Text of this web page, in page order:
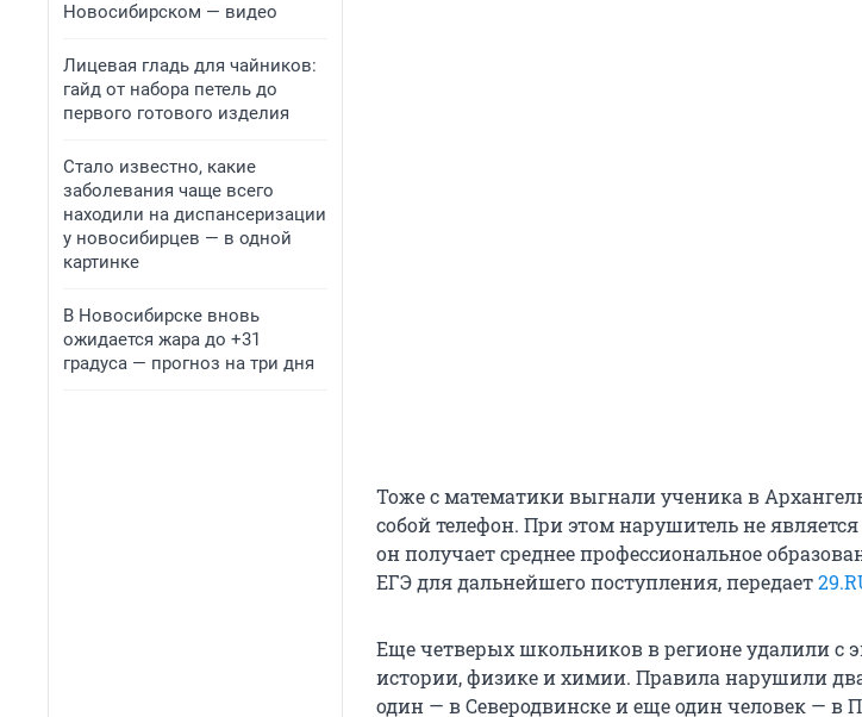
Новосибирском — видео
Лицевая гладь для чайников:
гайд от набора петель до
первого готового изделия
Стало известно, какие
заболевания чаще всего
находили на диспансеризации
у новосибирцев — в одной
картинке
В Новосибирске вновь
ожидается жара до +31
градуса — прогноз на три дня
Тоже с математики выгнали ученика в
собой телефон. При этом нарушитель не
он получает среднее профессиональное
ЕГЭ для дальнейшего поступления, передает
Еще четверых школьников в регионе удалили с
истории, физике и химии. Правила нарушили
один — в Северодвинске и еще один человек — в